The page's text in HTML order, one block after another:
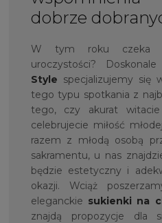
dobrze
W tym roku czeka
uroczystości?
Style specjalizujemy się
tego typu spotkania z
tego, czy akurat
celebrujecie miłość
razem z młodą osobą
sakramentu, u nas
będzie estetyczny i
okazji. Wciąż
eleganckie sukienki na
znajdą propozycje dla